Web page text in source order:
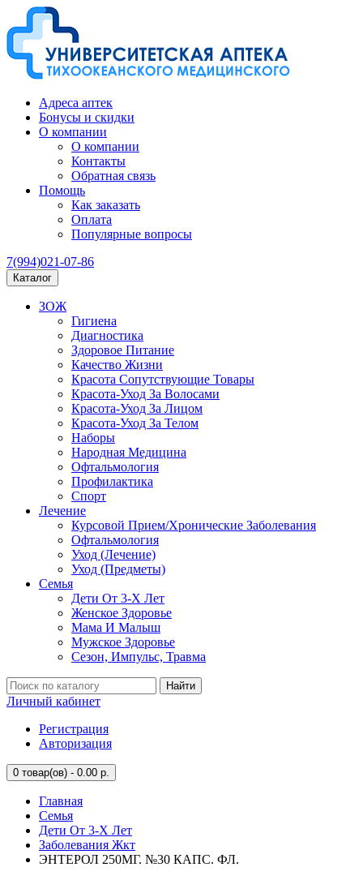
Адреса аптек
Бонусы и скидки
О компании
О компании
Контакты
Обратная связь
Помощь
Как заказать
Оплата
Популярные вопросы
7(994)021-07-86
Каталог
ЗОЖ
Гигиена
Диагностика
Здоровое Питание
Качество Жизни
Красота Сопутствующие Товары
Красота-Уход За Волосами
Красота-Уход За Лицом
Красота-Уход За Телом
Наборы
Народная Медицина
Офтальмология
Профилактика
Спорт
Лечение
Курсовой Прием/Хронические Заболевания
Офтальмология
Уход (Лечение)
Уход (Предметы)
Семья
Дети От 3-Х Лет
Женское Здоровье
Мама И Малыш
Мужское Здоровье
Сезон, Импульс, Травма
Найти
Личный кабинет
Регистрация
Авторизация
0 товар(ов) - 0.00 р.
Главная
Семья
Дети От 3-Х Лет
Заболевания Жкт
ЭНТЕРОЛ 250МГ. №30 КАПС. ФЛ.